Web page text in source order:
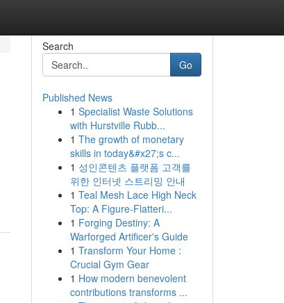
Search
Go
Published News
1 Specialist Waste Solutions
with Hurstville Rubb...
1 The growth of monetary
skills in today&#x27;s c...
1 성인콘텐츠 플랫폼 고객를
위한 인터넷 스트리밍 안내
1 Teal Mesh Lace High Neck
Top: A Figure-Flatteri...
1 Forging Destiny: A
Warforged Artificer's Guide
1 Transform Your Home :
Crucial Gym Gear
1 How modern benevolent
contributions transforms ...